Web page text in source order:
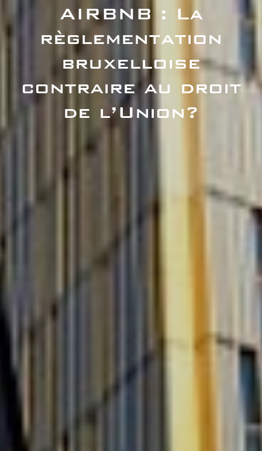
AIRBNB : La
règlementation
bruxelloise
contraire au droit
de l’Union?